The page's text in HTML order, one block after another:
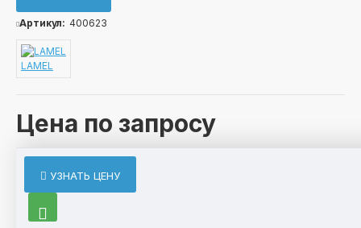
Цена по запросу
Артикул: 400623
LAMEL
УЗНАТЬ ЦЕНУ
ХАРАКТЕРИСТИКИ
Характеристики товара